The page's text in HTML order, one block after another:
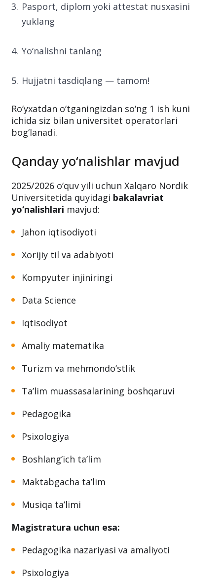
Pasport, diplom yoki attestat nusxasini
yuklang
Yo‘nalishni tanlang
Hujjatni tasdiqlang — tamom!
Ro‘yxatdan o‘tganingizdan so‘ng 1 ish kuni
ichida siz bilan universitet operatorlari
bog‘lanadi.
Qanday yo‘nalishlar mavjud
2025/2026 o‘quv yili uchun Xalqaro Nordik
Universitetida quyidagi bakalavriat
yo‘nalishlari mavjud:
Jahon iqtisodiyoti
Xorijiy til va adabiyoti
Kompyuter injiniringi
Data Science
Iqtisodiyot
Amaliy matematika
Turizm va mehmondo‘stlik
Ta’lim muassasalarining boshqaruvi
Pedagogika
Psixologiya
Boshlang‘ich ta’lim
Maktabgacha ta’lim
Musiqa ta’limi
Magistratura uchun esa:
Pedagogika nazariyasi va amaliyoti
Psixologiya